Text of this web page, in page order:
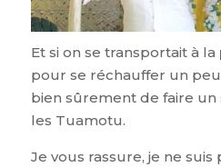
Et si on se transportait à la
pour se réchauffer un
bien sûrement de faire un
les Tuamotu.
Je vous rassure, je ne suis